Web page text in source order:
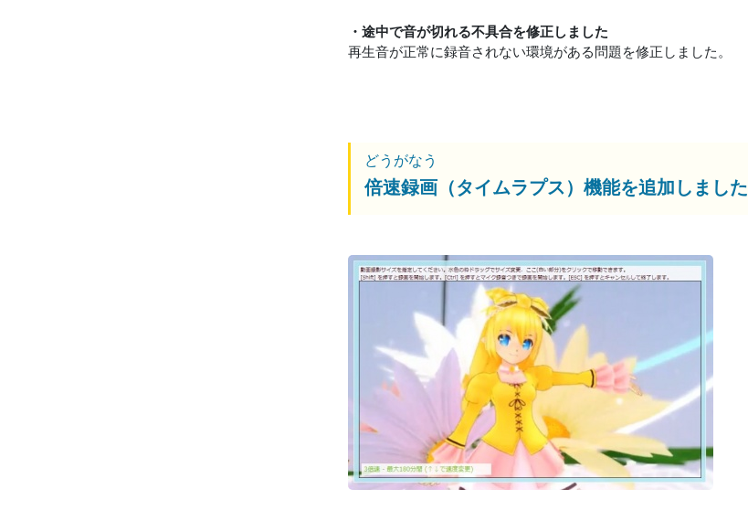
・途中で音が切れる不具合を修正しました
再生音が正常に録音されない環境がある問題を修正しました。
どうがなう
倍速録画（タイムラプス）機能を追加しました